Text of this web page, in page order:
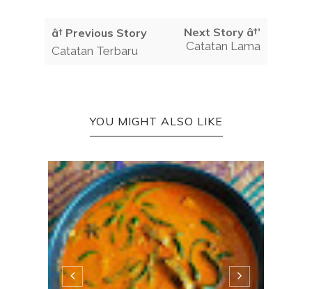
â† Previous Story
Catatan Terbaru
Next Story â†’
Catatan Lama
YOU MIGHT ALSO LIKE